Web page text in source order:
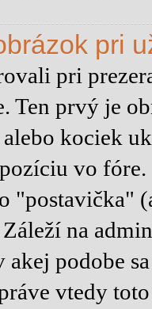
pri
pri
Ten prvý je
kociek
vo
"postavička"
na
akej podobe
vtedy